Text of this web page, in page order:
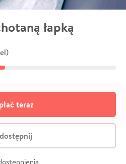
łapką
teraz